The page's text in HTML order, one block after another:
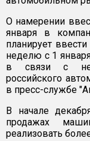
О намерении
января в
планирует
неделю с 1
в связи с
российского
в пресс-службе
В начале
продажах
реализовать